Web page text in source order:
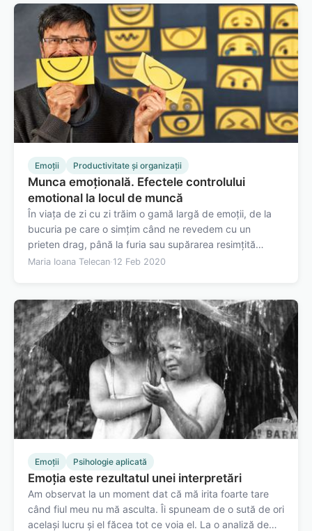
Emoții Productivitate și organizații
Munca emoțională. Efectele controlului
emotional la locul de muncă
În viața de zi cu zi trăim o gamă largă de emoții, de la
bucuria pe care o simțim când ne revedem cu un
prieten drag, până la furia sau supărarea resimțită
atunci când primim un subiect de examen pe care-l
Maria Ioana Telecan· 12 Feb 2020
Emoții Psihologie aplicată
Emoția este rezultatul unei interpretări
Am observat la un moment dat că mă irita foarte tare
când fiul meu nu mă asculta. Îi spuneam de o sută de ori
același lucru și el făcea tot ce voia el. La o analiză de